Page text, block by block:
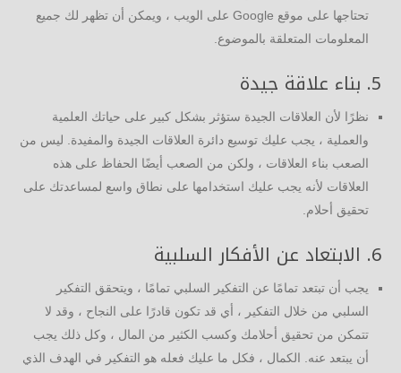
تحتاجها على موقع Google على الويب ، ويمكن أن تظهر لك جميع
المعلومات المتعلقة بالموضوع.
5. بناء علاقة جيدة
نظرًا لأن العلاقات الجيدة ستؤثر بشكل كبير على حياتك العلمية
والعملية ، يجب عليك توسيع دائرة العلاقات الجيدة والمفيدة. ليس من
الصعب بناء العلاقات ، ولكن من الصعب أيضًا الحفاظ على هذه
العلاقات لأنه يجب عليك استخدامها على نطاق واسع لمساعدتك على
تحقيق أحلام.
6. الابتعاد عن الأفكار السلبية
يجب أن تبتعد تمامًا عن التفكير السلبي تمامًا ، ويتحقق التفكير
السلبي من خلال التفكير ، أي قد تكون قادرًا على النجاح ، وقد لا
تتمكن من تحقيق أحلامك وكسب الكثير من المال ، وكل ذلك يجب
أن يبتعد عنه. الكمال ، فكل ما عليك فعله هو التفكير في الهدف الذي